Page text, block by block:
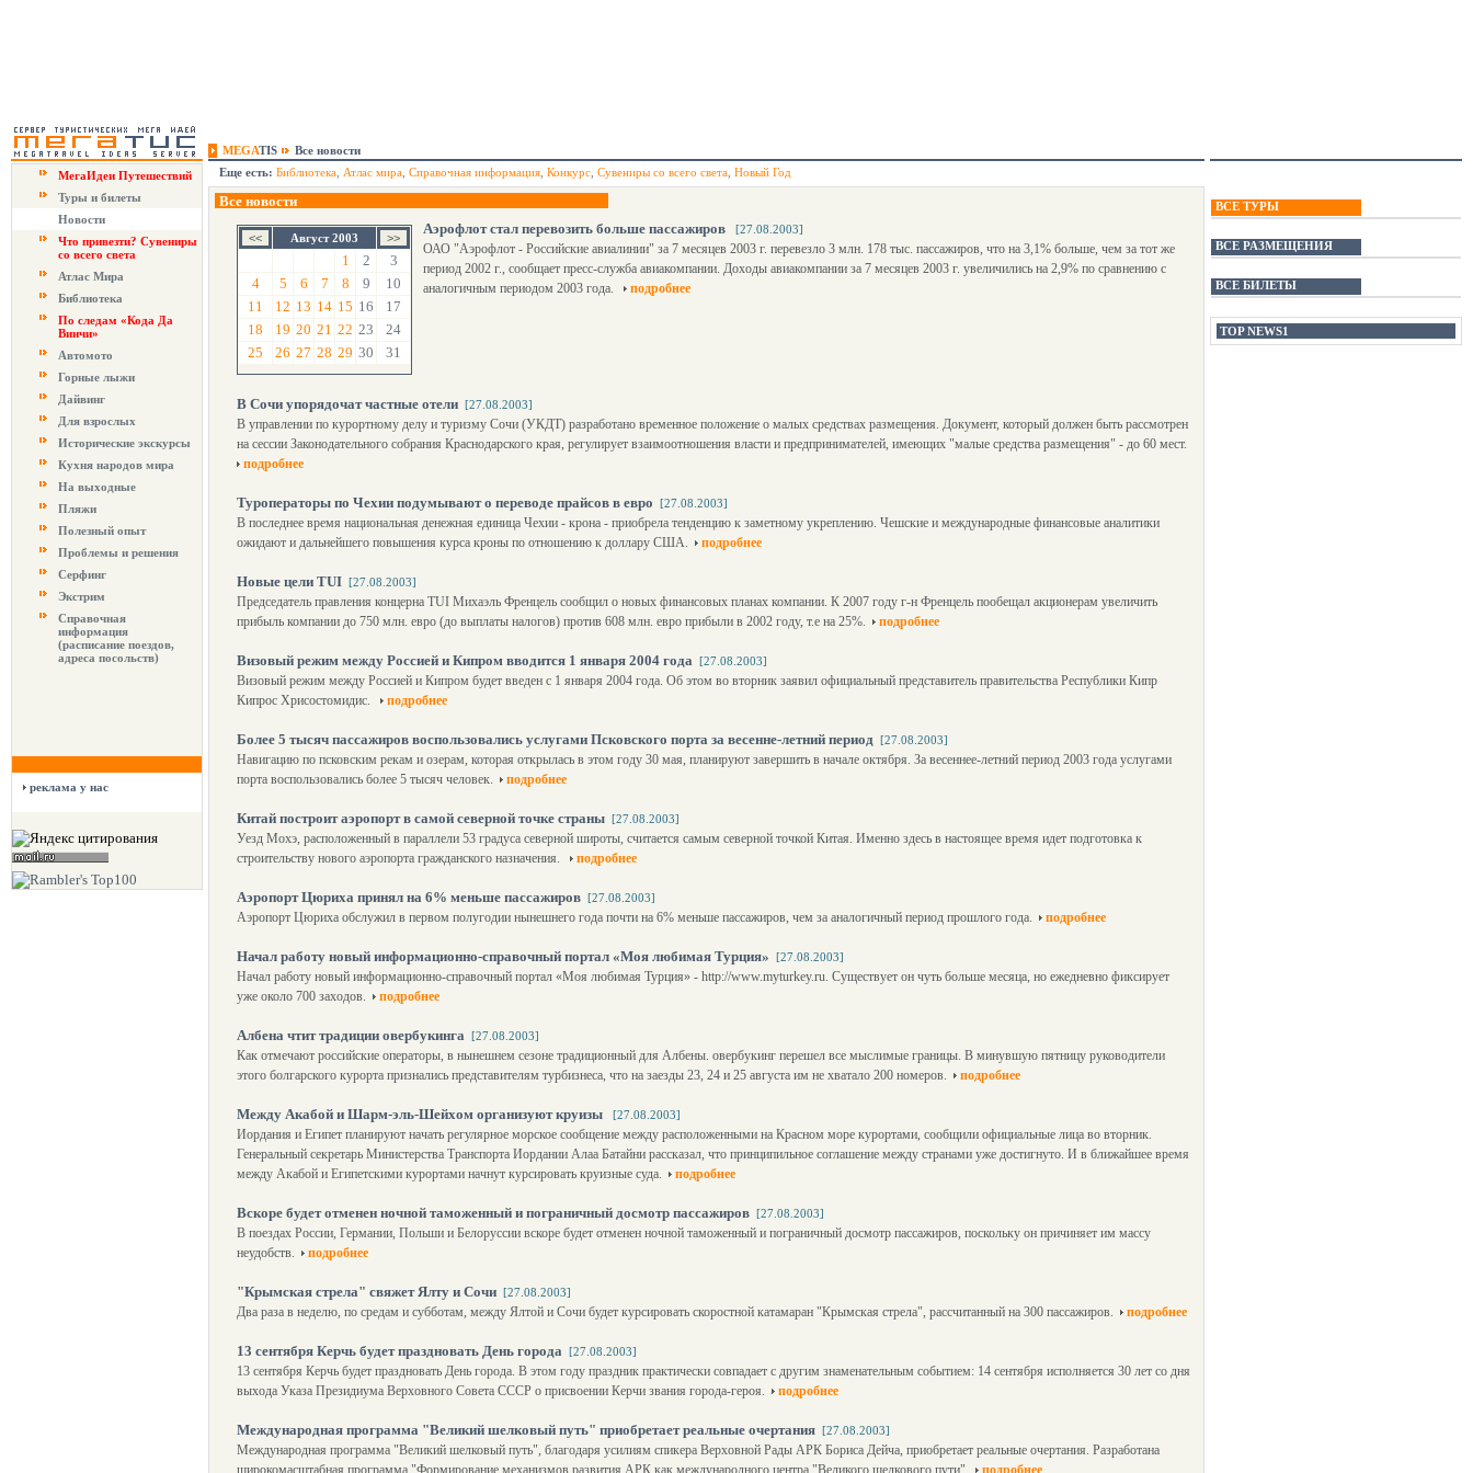
MEGATIS
Все новости
МегаИдеи Путешествий
Туры и билеты
Новости
Что привезти? Сувениры
со всего света
Атлас Мира
Библиотека
По следам «Кода Да
Винчи»
Автомото
Горные лыжи
Дайвинг
Для взрослых
Исторические экскурсы
Кухня народов мира
На выходные
Пляжи
Полезный опыт
Проблемы и решения
Серфинг
Экстрим
Справочная
информация
(расписание поездов,
адреса посольств)
реклама у нас
Еще есть: Библиотека Атлас мира Справочная информация Конкурс Сувениры со всего света Новый Год
Все новости
Август 2003
1 2
3
4
5 6 7 8 9
10
11
12 13 14 15 16
17
18
19 20 21 22 23
24
25
26 27 28 29 30 31
Аэрофлот стал перевозить больше пассажиров [27.08.2003]
ОАО "Аэрофлот - Российские авиалинии" за 7 месяцев 2003 г. перевезло 3 млн. 178 тыс. пассажиров, что на 3,1% больше, чем за тот же
период 2002 г., сообщает пресс-служба авиакомпании. Доходы авиакомпании за 7 месяцев 2003 г. увеличились на 2,9% по сравнению с
аналогичным периодом 2003 года.
подробнее
В Сочи упорядочат частные отели [27.08.2003]
В управлении по курортному делу и туризму Сочи (УКДТ) разработано временное положение о малых средствах размещения. Документ, который должен быть рассмотрен
на сессии Законодательного собрания Краснодарского края, регулирует взаимоотношения власти и предпринимателей, имеющих "малые средства размещения" - до 60 мест.
подробнее
Туроператоры по Чехии подумывают о переводе прайсов в евро [27.08.2003]
В последнее время национальная денежная единица Чехии - крона - приобрела тенденцию к заметному укреплению. Чешские и международные финансовые аналитики
ожидают и дальнейшего повышения курса кроны по отношению к доллару США.
подробнее
Новые цели TUI [27.08.2003]
Председатель правления концерна TUI Михаэль Френцель сообщил о новых финансовых планах компании. К 2007 году г-н Френцель пообещал акционерам увеличить
прибыль компании до 750 млн. евро (до выплаты налогов) против 608 млн. евро прибыли в 2002 году, т.е на 25%.
подробнее
Визовый режим между Россией и Кипром вводится 1 января 2004 года [27.08.2003]
Визовый режим между Россией и Кипром будет введен с 1 января 2004 года. Об этом во вторник заявил официальный представитель правительства Республики Кипр
Кипрос Хрисостомидис.
подробнее
Более 5 тысяч пассажиров воспользовались услугами Псковского порта за весенне-летний период [27.08.2003]
Навигацию по псковским рекам и озерам, которая открылась в этом году 30 мая, планируют завершить в начале октября. За весеннее-летний период 2003 года услугами
порта воспользовались более 5 тысяч человек.
подробнее
Китай построит аэропорт в самой северной точке страны [27.08.2003]
Уезд Мохэ, расположенный в параллели 53 градуса северной широты, считается самым северной точкой Китая. Именно здесь в настоящее время идет подготовка к
строительству нового аэропорта гражданского назначения.
подробнее
Аэропорт Цюриха принял на 6% меньше пассажиров [27.08.2003]
Аэропорт Цюриха обслужил в первом полугодии нынешнего года почти на 6% меньше пассажиров, чем за аналогичный период прошлого года. подробнее
Начал работу новый информационно-справочный портал «Моя любимая Турция» [27.08.2003]
Начал работу новый информационно-справочный портал «Моя любимая Турция» - http://www.myturkey.ru. Существует он чуть больше месяца, но ежедневно фиксирует
уже около 700 заходов.
подробнее
Албена чтит традиции овербукинга [27.08.2003]
Как отмечают российские операторы, в нынешнем сезоне традиционный для Албены. овербукинг перешел все мыслимые границы. В минувшую пятницу руководители
этого болгарского курорта признались представителям турбизнеса, что на заезды 23, 24 и 25 августа им не хватало 200 номеров.
подробнее
Между Акабой и Шарм-эль-Шейхом организуют круизы [27.08.2003]
Иордания и Египет планируют начать регулярное морское сообщение между расположенными на Красном море курортами, сообщили официальные лица во вторник.
Генеральный секретарь Министерства Транспорта Иордании Алаа Батайни рассказал, что принципильное соглашение между странами уже достигнуто. И в ближайшее время
между Акабой и Египетскими курортами начнут курсировать круизные суда.
подробнее
Вскоре будет отменен ночной таможенный и пограничный досмотр пассажиров [27.08.2003]
В поездах России, Германии, Польши и Белоруссии вскоре будет отменен ночной таможенный и пограничный досмотр пассажиров, поскольку он причиняет им массу
неудобств.
подробнее
"Крымская стрела" свяжет Ялту и Сочи [27.08.2003]
Два раза в неделю, по средам и субботам, между Ялтой и Сочи будет курсировать скоростной катамаран "Крымская стрела", рассчитанный на 300 пассажиров. подробнее
13 сентября Керчь будет праздновать День города [27.08.2003]
13 сентября Керчь будет праздновать День города. В этом году праздник практически совпадает с другим знаменательным событием: 14 сентября исполняется 30 лет со дня
выхода Указа Президиума Верховного Совета СССР о присвоении Керчи звания города-героя.
подробнее
Международная программа "Великий шелковый путь" приобретает реальные очертания [27.08.2003]
Международная программа "Великий шелковый путь", благодаря усилиям спикера Верховной Рады АРК Бориса Дейча, приобретает реальные очертания. Разработана
широкомасштабная программа "Формирование механизмов развития АРК как международного центра "Великого шелкового пути".
подробнее
ВСЕ ТУРЫ
ВСЕ РАЗМЕЩЕНИЯ
ВСЕ БИЛЕТЫ
TOP NEWS1